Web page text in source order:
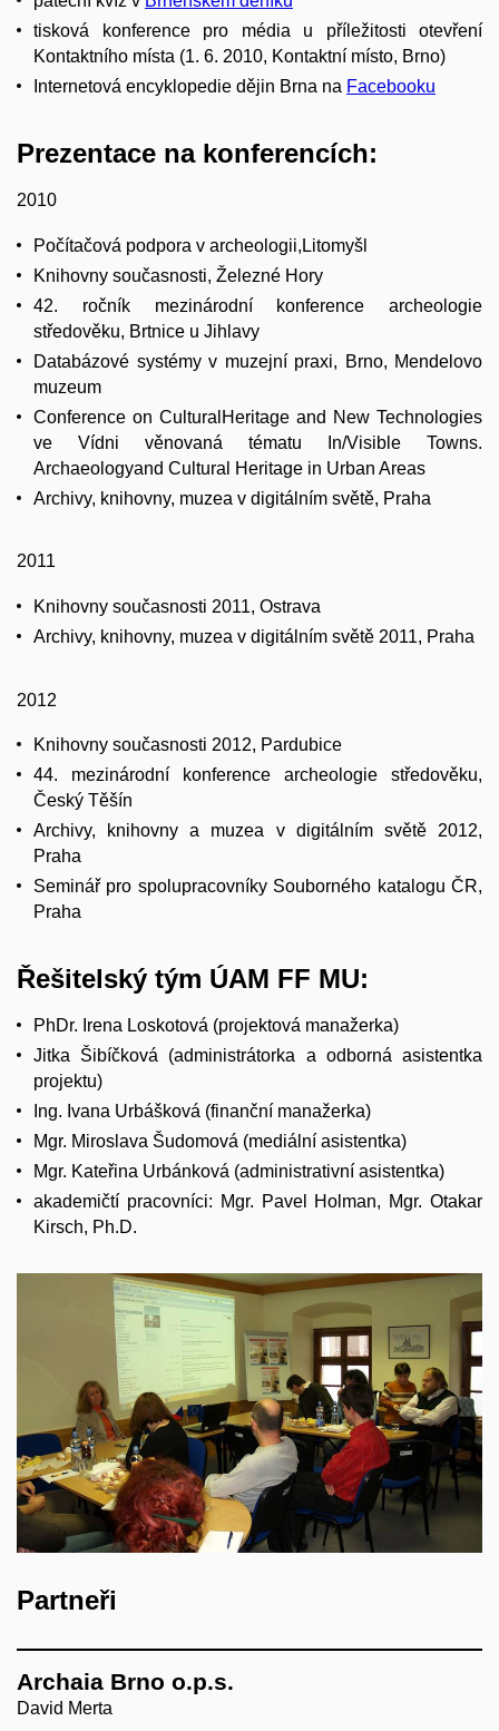
tisková konference pro média u příležitosti otevření
Kontaktního místa (1. 6. 2010, Kontaktní místo, Brno)
Internetová encyklopedie dějin Brna na Facebooku
Prezentace na konferencích:
2010
Počítačová podpora v archeologii,Litomyšl
Knihovny současnosti, Železné Hory
42. ročník mezinárodní konference archeologie
středověku, Brtnice u Jihlavy
Databázové systémy v muzejní praxi, Brno, Mendelovo
muzeum
Conference on CulturalHeritage and New Technologies
ve Vídni věnovaná tématu In/Visible Towns.
Archaeologyand Cultural Heritage in Urban Areas
Archivy, knihovny, muzea v digitálním světě, Praha
2011
Knihovny současnosti 2011, Ostrava
Archivy, knihovny, muzea v digitálním světě 2011, Praha
2012
Knihovny současnosti 2012, Pardubice
44. mezinárodní konference archeologie středověku,
Český Těšín
Archivy, knihovny a muzea v digitálním světě 2012,
Praha
Seminář pro spolupracovníky Souborného katalogu ČR,
Praha
Řešitelský tým ÚAM FF MU:
PhDr. Irena Loskotová (projektová manažerka)
Jitka Šibíčková (administrátorka a odborná asistentka
projektu)
Ing. Ivana Urbášková (finanční manažerka)
Mgr. Miroslava Šudomová (mediální asistentka)
Mgr. Kateřina Urbánková (administrativní asistentka)
akademičtí pracovníci: Mgr. Pavel Holman, Mgr. Otakar
Kirsch, Ph.D.
Partneři
Archaia Brno o.p.s.
David Merta